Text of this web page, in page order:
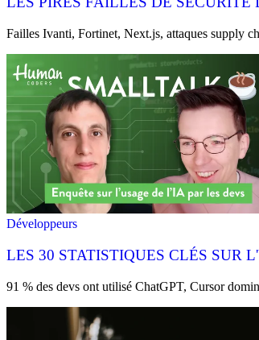
Failles Ivanti, Fortinet, Next.js, attaques supply
Développeurs
LES 30 STATISTIQUES CLÉS SUR
91 % des devs ont utilisé ChatGPT, Cursor